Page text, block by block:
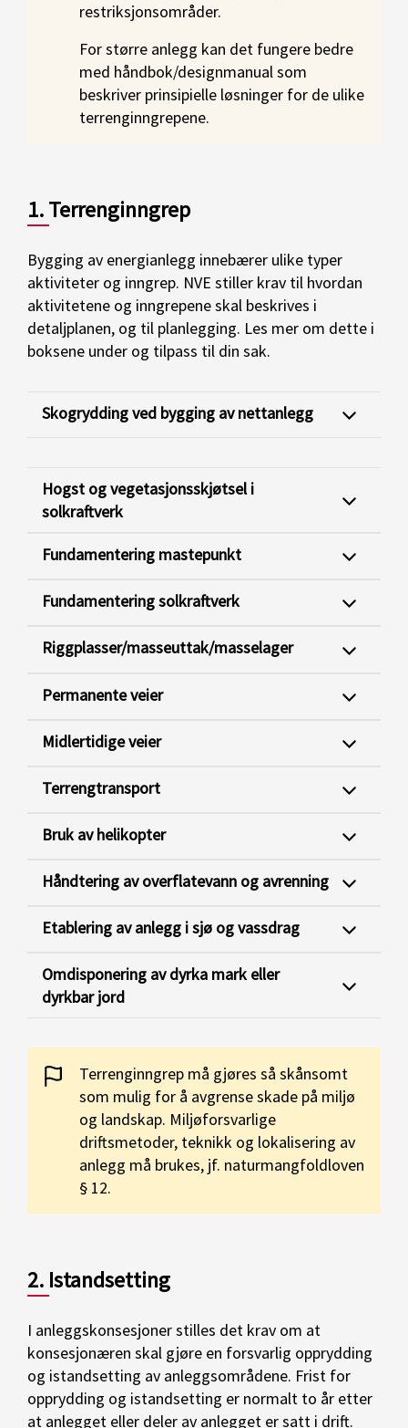
restriksjonsområder.
For større anlegg kan det fungere bedre
med håndbok/designmanual som
beskriver prinsipielle løsninger for de ulike
terrenginngrepene.
1. Terrenginngrep
Bygging av energianlegg innebærer ulike typer
aktiviteter og inngrep. NVE stiller krav til hvordan
aktivitetene og inngrepene skal beskrives i
detaljplanen, og til planlegging. Les mer om dette i
boksene under og tilpass til din sak.
Skogrydding ved bygging av nettanlegg
Hogst og vegetasjonsskjøtsel i
solkraftverk
Fundamentering mastepunkt
Fundamentering solkraftverk
Riggplasser/masseuttak/masselager
Permanente veier
Midlertidige veier
Terrengtransport
Bruk av helikopter
Håndtering av overflatevann og avrenning
Etablering av anlegg i sjø og vassdrag
Omdisponering av dyrka mark eller
dyrkbar jord
Terrenginngrep må gjøres så skånsomt
som mulig for å avgrense skade på miljø
og landskap. Miljøforsvarlige
driftsmetoder, teknikk og lokalisering av
anlegg må brukes, jf. naturmangfoldloven
§ 12.
2. Istandsetting
I anleggskonsesjoner stilles det krav om at
konsesjonæren skal gjøre en forsvarlig opprydding
og istandsetting av anleggsområdene. Frist for
opprydding og istandsetting er normalt to år etter
at anlegget eller deler av anlegget er satt i drift.